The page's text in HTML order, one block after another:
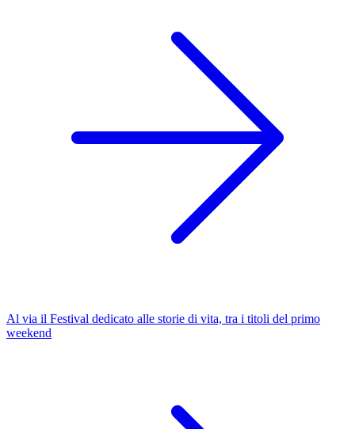
Al via il Festival dedicato alle storie di vita, tra i titoli del primo
weekend